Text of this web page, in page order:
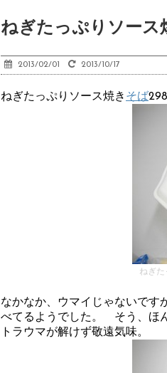
ねぎたっぷりソース
2013/02/01 2013/10/17
ねぎたっぷりソース焼き そば
ねぎた
なかなか、ウマイじゃないです
べてるようでした。 そう、ほ
トラウマが解けず敬遠気味。